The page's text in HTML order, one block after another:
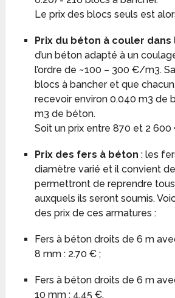
Le prix des blocs seuls est
Prix du béton à couler dans
d’un béton adapté à un
l’ordre de ~100 – 300 €/m3.
blocs à bancher et que chacun
recevoir environ 0.040 m3 de
m3 de béton.
Soit un prix entre 870 et 2 600
Prix des fers à béton : les
diamètre varié et il convient
permettront de reprendre
auxquels ils seront soumis.
des prix de ces armatures :
Fers à béton droits de 6 m
8 mm : 2.70 € ;
Fers à béton droits de 6 m
10 mm : 4.45 €.